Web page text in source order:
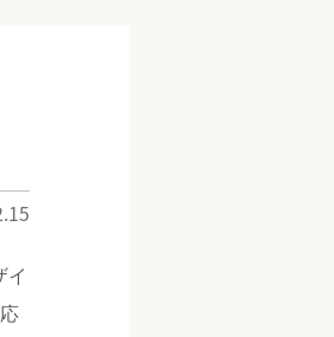
イ